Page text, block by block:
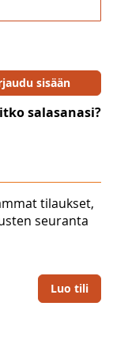
sisään
salasanasi?
tilaukset,
seuranta
Luo tili